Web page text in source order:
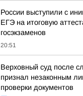
России выступили с
ЕГЭ на итоговую
госэкзаменов
20:51
Верховный суд после
признал незаконным
проверки документов